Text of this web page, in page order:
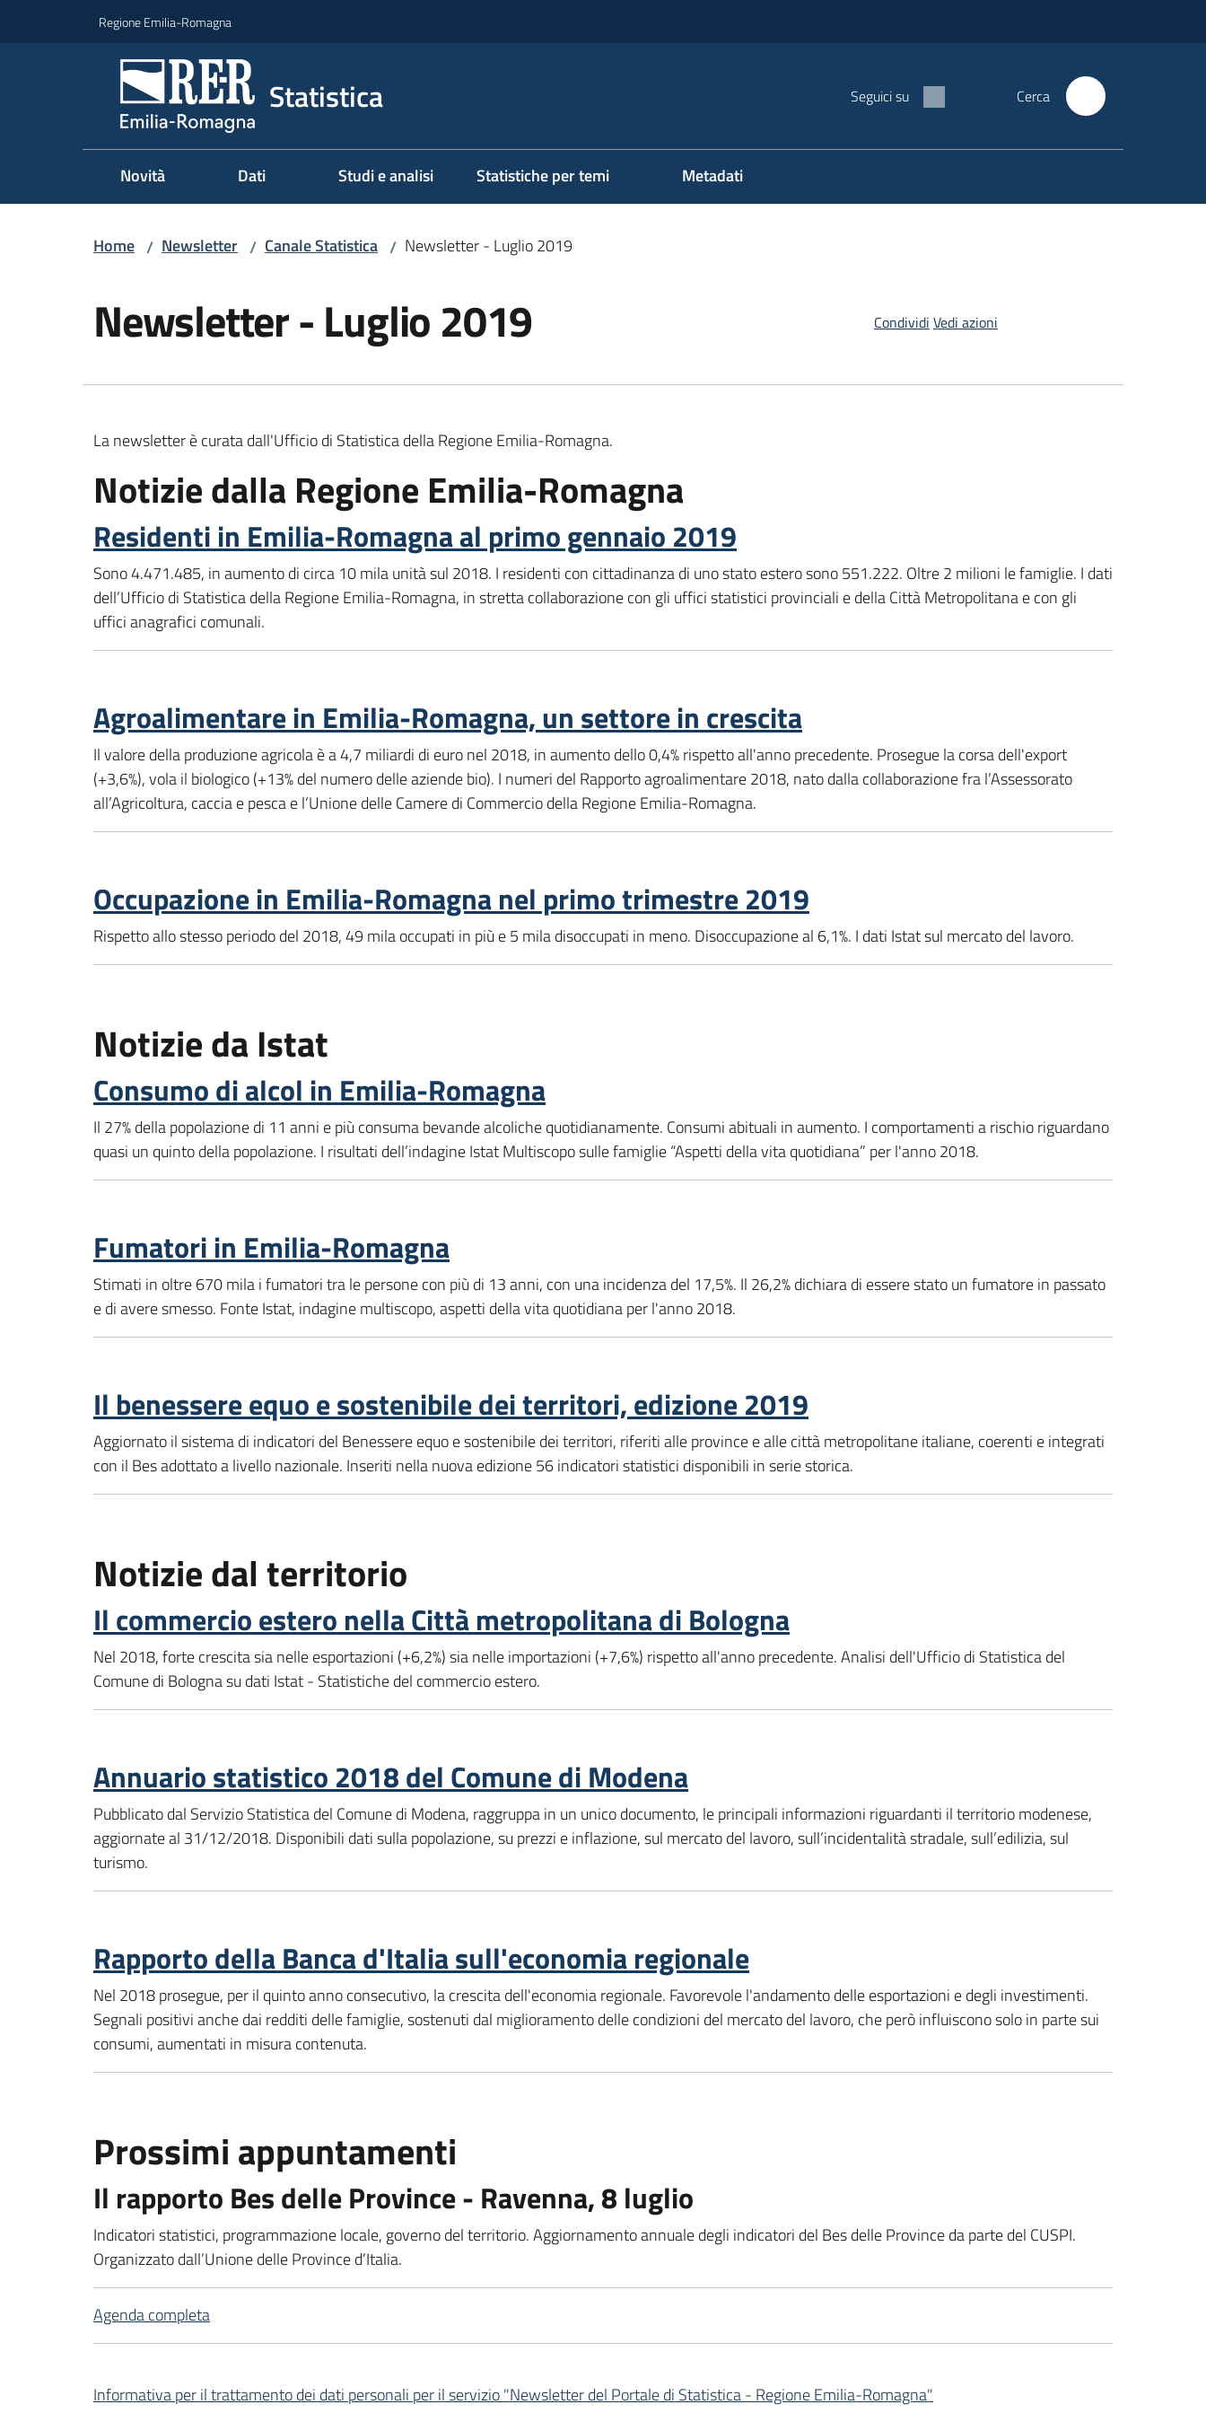
Regione Emilia-Romagna
Statistica Seguici su Cerca
Novità Dati Studi e analisi Statistiche per temi Metadati
Home / Newsletter / Canale Statistica / Newsletter - Luglio 2019
Newsletter - Luglio 2019 Condividi Vedi azioni
La newsletter è curata dall'Ufficio di Statistica della Regione Emilia-Romagna.
Notizie dalla Regione Emilia-Romagna
Residenti in Emilia-Romagna al primo gennaio 2019
Sono 4.471.485, in aumento di circa 10 mila unità sul 2018. I residenti con cittadinanza di uno stato estero sono 551.222. Oltre 2 milioni le famiglie. I dati
dell’Ufficio di Statistica della Regione Emilia-Romagna, in stretta collaborazione con gli uffici statistici provinciali e della Città Metropolitana e con gli
uffici anagrafici comunali.
Agroalimentare in Emilia-Romagna, un settore in crescita
Il valore della produzione agricola è a 4,7 miliardi di euro nel 2018, in aumento dello 0,4% rispetto all'anno precedente. Prosegue la corsa dell'export
(+3,6%), vola il biologico (+13% del numero delle aziende bio). I numeri del Rapporto agroalimentare 2018, nato dalla collaborazione fra l’Assessorato
all’Agricoltura, caccia e pesca e l’Unione delle Camere di Commercio della Regione Emilia-Romagna.
Occupazione in Emilia-Romagna nel primo trimestre 2019
Rispetto allo stesso periodo del 2018, 49 mila occupati in più e 5 mila disoccupati in meno. Disoccupazione al 6,1%. I dati Istat sul mercato del lavoro.
Notizie da Istat
Consumo di alcol in Emilia-Romagna
Il 27% della popolazione di 11 anni e più consuma bevande alcoliche quotidianamente. Consumi abituali in aumento. I comportamenti a rischio riguardano
quasi un quinto della popolazione. I risultati dell’indagine Istat Multiscopo sulle famiglie “Aspetti della vita quotidiana” per l'anno 2018.
Fumatori in Emilia-Romagna
Stimati in oltre 670 mila i fumatori tra le persone con più di 13 anni, con una incidenza del 17,5%. Il 26,2% dichiara di essere stato un fumatore in passato
e di avere smesso. Fonte Istat, indagine multiscopo, aspetti della vita quotidiana per l'anno 2018.
Il benessere equo e sostenibile dei territori, edizione 2019
Aggiornato il sistema di indicatori del Benessere equo e sostenibile dei territori, riferiti alle province e alle città metropolitane italiane, coerenti e integrati
con il Bes adottato a livello nazionale. Inseriti nella nuova edizione 56 indicatori statistici disponibili in serie storica.
Notizie dal territorio
Il commercio estero nella Città metropolitana di Bologna
Nel 2018, forte crescita sia nelle esportazioni (+6,2%) sia nelle importazioni (+7,6%) rispetto all'anno precedente. Analisi dell'Ufficio di Statistica del
Comune di Bologna su dati Istat - Statistiche del commercio estero.
Annuario statistico 2018 del Comune di Modena
Pubblicato dal Servizio Statistica del Comune di Modena, raggruppa in un unico documento, le principali informazioni riguardanti il territorio modenese,
aggiornate al 31/12/2018. Disponibili dati sulla popolazione, su prezzi e inflazione, sul mercato del lavoro, sull’incidentalità stradale, sull’edilizia, sul
turismo.
Rapporto della Banca d'Italia sull'economia regionale
Nel 2018 prosegue, per il quinto anno consecutivo, la crescita dell'economia regionale. Favorevole l'andamento delle esportazioni e degli investimenti.
Segnali positivi anche dai redditi delle famiglie, sostenuti dal miglioramento delle condizioni del mercato del lavoro, che però influiscono solo in parte sui
consumi, aumentati in misura contenuta.
Prossimi appuntamenti
Il rapporto Bes delle Province - Ravenna, 8 luglio
Indicatori statistici, programmazione locale, governo del territorio. Aggiornamento annuale degli indicatori del Bes delle Province da parte del CUSPI.
Organizzato dall’Unione delle Province d’Italia.
Agenda completa
Informativa per il trattamento dei dati personali per il servizio "Newsletter del Portale di Statistica - Regione Emilia-Romagna"